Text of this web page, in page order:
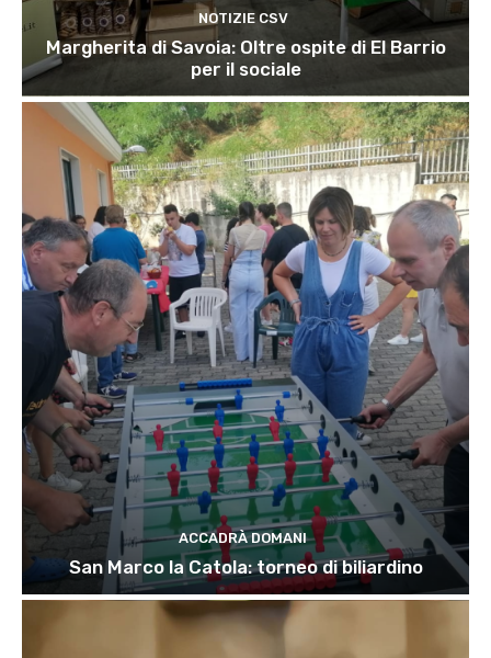
NOTIZIE CSV
Margherita di Savoia: Oltre ospite di El Barrio
per il sociale
ACCADRÀ DOMANI
San Marco la Catola: torneo di biliardino